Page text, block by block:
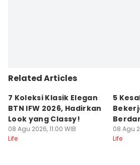
Related Articles
7 Koleksi Klasik Elegan
BTN IFW 2026, Hadirkan
Look yang Classy!
08 Agu 2026, 11:00 WIB
Life
5
08 Agu
Life